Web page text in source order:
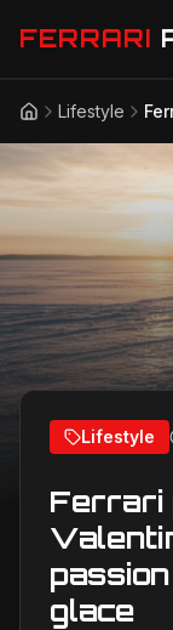
FERRARI
Actualités
Modèles
Compétition
Technologie
Lifestyle
AccueilLifestyle
Lifestyle
Ferrari
glace